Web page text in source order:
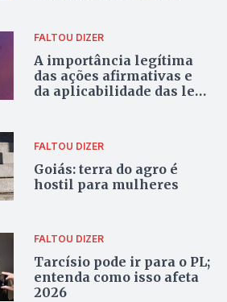
FALTOU DIZER
A importância legítima
das ações afirmativas e
da aplicabilidade das leis
FALTOU DIZER
Goiás: terra do agro é
hostil para mulheres
FALTOU DIZER
Tarcísio pode ir para o PL;
entenda como isso afeta
2026